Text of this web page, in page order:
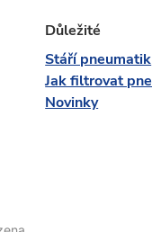
Důležité
Stáří pneumatik
Jak filtrovat
Novinky